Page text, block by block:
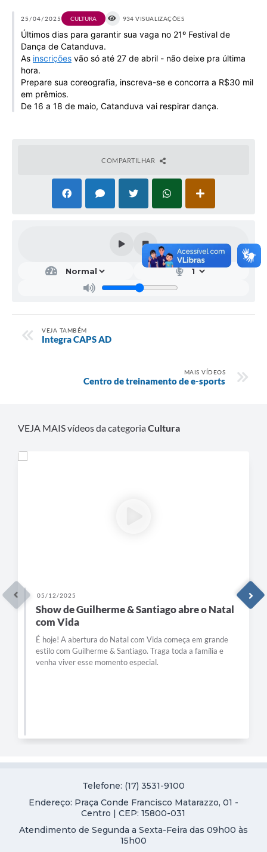
Notícias
Obras
Galeria de Vídeos
Projetos
Links
Diário Oficial
Editais
25/04/2025 CULTURA 934 VISUALIZAÇÕES
Últimos dias para garantir sua vaga no 21º Festival de
Dança de Catanduva.
As inscrições vão só até 27 de abril - não deixe pra última
hora.
Prepare sua coreografia, inscreva-se e concorra a R$30 mil
em prêmios.
De 16 a 18 de maio, Catanduva vai respirar dança.
COMPARTILHAR
VEJA TAMBÉM
Integra CAPS AD
MAIS VÍDEOS
Centro de treinamento de e-sports
VEJA MAIS vídeos da categoriaCultura
05/12/2025
Show de Guilherme & Santiago abre o Natal
com Vida
É hoje! A abertura do Natal com Vida começa em grande
estilo com Guilherme & Santiago. Traga toda a família e
venha viver esse momento especial.
Telefone: (17) 3531-9100
Endereço: Praça Conde Francisco Matarazzo, 01 -
Centro | CEP: 15800-031
Atendimento de Segunda a Sexta-Feira das 09h00 às
15h00